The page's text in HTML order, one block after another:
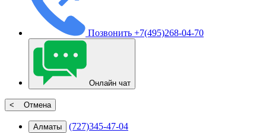
Позвонить +7(495)268-04-70
Онлайн чат
< Отмена
Алматы (727)345-47-04